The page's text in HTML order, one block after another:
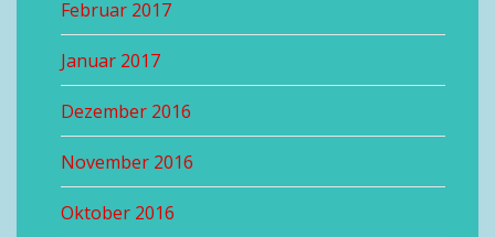
Februar 2017
Januar 2017
Dezember 2016
November 2016
Oktober 2016